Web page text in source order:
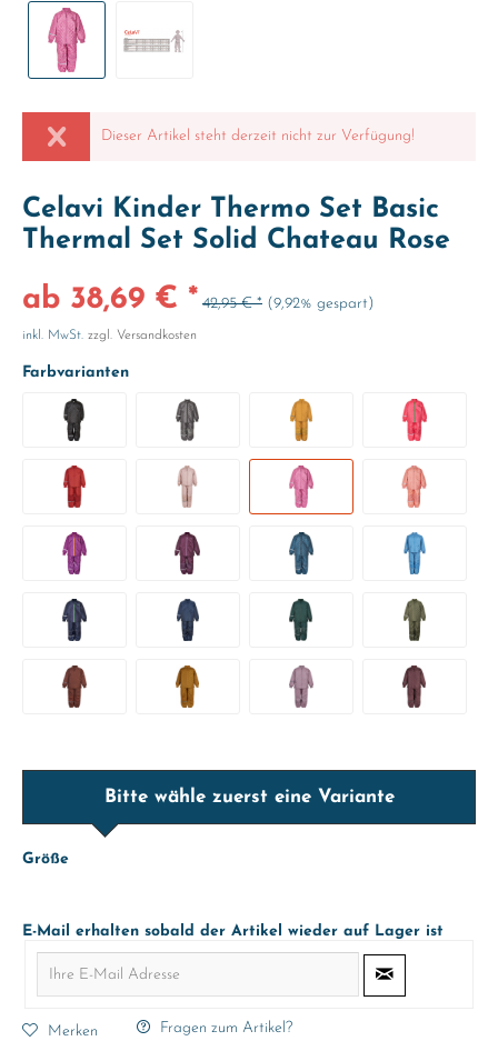
Dieser Artikel steht derzeit nicht zur Verfügung!
Celavi Kinder Thermo Set Basic
Thermal Set Solid Chateau Rose
ab 38,69 € * 42,95 € * (9,92% gespart)
inkl. MwSt. zzgl. Versandkosten
Farbvarianten
Bitte wähle zuerst eine Variante
Größe
E-Mail erhalten sobald der Artikel wieder auf Lager ist
Merken Fragen zum Artikel?